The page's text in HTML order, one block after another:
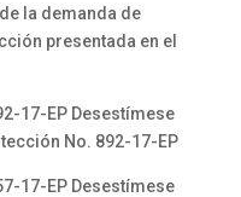
la demanda de
presentada en el
17-EP Desestímese
No. 892-17-EP
17-EP Desestímese